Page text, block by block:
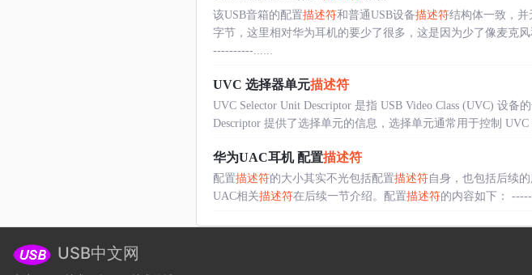
该USB音箱的配置描述符和普通USB设备描述符结构体一致，并
字节，这里相对华为耳机的要少了很多，这是因为少了像麦克
----------......
UVC 选择器单元描述符
UVC Selector Unit Descriptor 是指 USB Video Class (UVC) 设备
Descriptor 提供了选择单元的信息，选择单元通常用于控制
华为UAC耳机 配置描述符
配置描述符的大小其实不光包括配置描述符自身，也包括后续
UAC相关描述符在后续一节介绍。配置描述符的内容如下：
USB中文网